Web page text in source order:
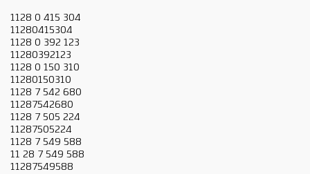
1128 0 415 304
11280415304
1128 0 392 123
11280392123
1128 0 150 310
11280150310
1128 7 542 680
11287542680
1128 7 505 224
11287505224
1128 7 549 588
11 28 7 549 588
11287549588